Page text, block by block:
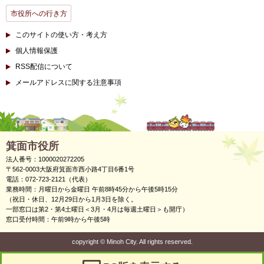
市役所への行き方
このサイトの使い方・考え方
個人情報保護
RSS配信について
メールアドレスに関する注意事項
箕面市役所
法人番号：1000020272205
〒562-0003大阪府箕面市西小路4丁目6番1号
電話：072-723-2121（代表）
業務時間：月曜日から金曜日 午前8時45分から午後5時15分
（祝日・休日、12月29日から1月3日を除く。
一部窓口は第2・第4土曜日＜3月・4月は毎週土曜日＞も開庁）
窓口受付時間：午前9時から午後5時
copyright ©Minoh City. All rights reserved.